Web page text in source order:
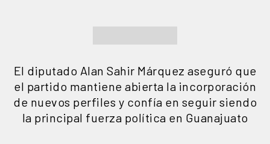
El diputado Alan Sahir Márquez aseguró que
el partido mantiene abierta la incorporación
de nuevos perfiles y confía en seguir siendo
la principal fuerza política en Guanajuato